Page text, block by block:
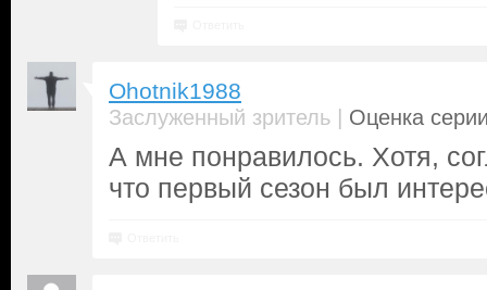
Ohotnik1988
Заслуженный зритель | Оценка
А мне понравилось. Хотя,
что первый сезон был